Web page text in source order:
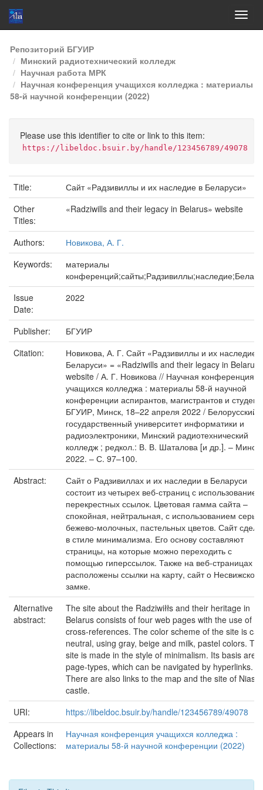
Skip
navigation
Репозиторий БГУИР
Минский радиотехнический колледж
Научная работа МРК
Научная конференция учащихся колледжа : материалы
58-й научной конференции (2022)
Please use this identifier to cite or link to this item:
https://libeldoc.bsuir.by/handle/123456789/49078
Title:
Сайт «Радзивиллы и их наследие в Беларуси»
Other
Titles:
«Radziwills and their legacy in Belarus» website
Authors:
Новикова, А. Г.
Keywords:
материалы
Issue
Date:
2022
Publisher:
БГУИР
Citation:
Новикова, А. Г. Сайт «Радзивиллы и их наследие в
Беларуси» = «Radziwills and their legacy in Belarus»
website / А. Г. Новикова // Научная конференция
учащихся колледжа : материалы 58-й научной
конференции аспирантов, магистрантов и
БГУИР, Минск, 18–22 апреля 2022 / Белорусский
государственный университет информатики и
радиоэлектроники, Минский радиотехнический
колледж ; редкол.: В. В. Шаталова [и др.]. – Минск,
2022. – С. 97–100.
Abstract:
Сайт о Радзивиллах и их наследии в Беларуси
состоит из четырех веб-страниц с использованием
перекрестных ссылок. Цветовая гамма сайта –
спокойная, нейтральная, с использованием
бежево-молочных, пастельных цветов. Сайт
в стиле минимализма. Его основу составляют
страницы, на которые можно переходить с
помощью гиперссылок. Также на веб-страницах
расположены ссылки на карту, сайт о Несвижском
замке.
Alternative
abstract:
The site about the Radziwiłłs and their heritage in
Belarus consists of four web pages with the use of
cross-references. The color scheme of the site is
neutral, using gray, beige and milk, pastel colors.
site is made in the style of minimalism. Its basis are
page-types, which can be navigated by hyperlinks.
There are also links to the map and the site of
castle.
URI:
https://libeldoc.bsuir.by/handle/123456789/49078
Appears in
Collections:
Научная конференция учащихся колледжа :
материалы 58-й научной конференции (2022)